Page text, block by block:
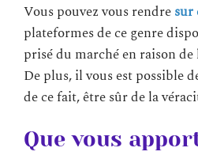
Vous pouvez vous rendresur
plateformes de ce genre
prisé du marché en raison
De plus, il vous est possible
de ce fait, être sûr de la
Que vous